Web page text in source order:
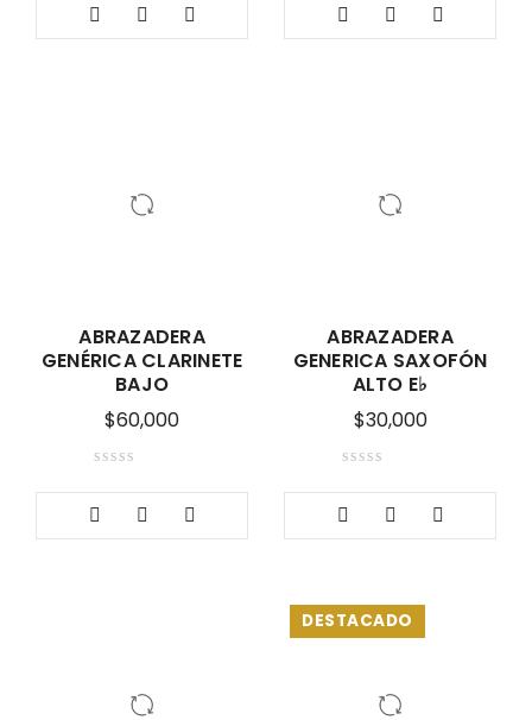
5.00de 5
ABRAZADERA
GENÉRICA CLARINETE
BAJO
$60,000
ABRAZADERA
GENERICA SAXOFÓN
ALTO E♭
$30,000
DESTACADO